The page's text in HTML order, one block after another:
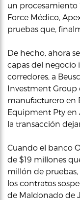
un procesamiento
Force Médico,
pruebas que,
De hecho, ahora
capas del negocio
corredores, a
Investment Group
manufacturero en
Equipment Pty en
la transacción
Cuando el banco
de $19 millones
millón de
los contratos
de Maldonado de